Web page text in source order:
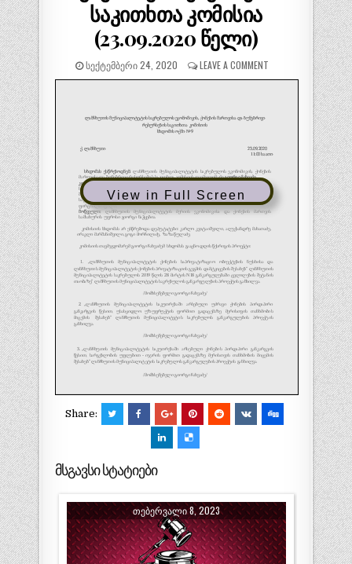
საკითხთა კომისია
(23.09.2020 წელი)
ᲡᲔᲥᲢᲔᲛᲑᲔᲠᲘ 24, 2020 LEAVE A COMMENT
View in Full Screen
Share:
მსგავსი სტატიები
ᲗᲔᲑᲔᲠᲕᲐᲚᲘ 8, 2023